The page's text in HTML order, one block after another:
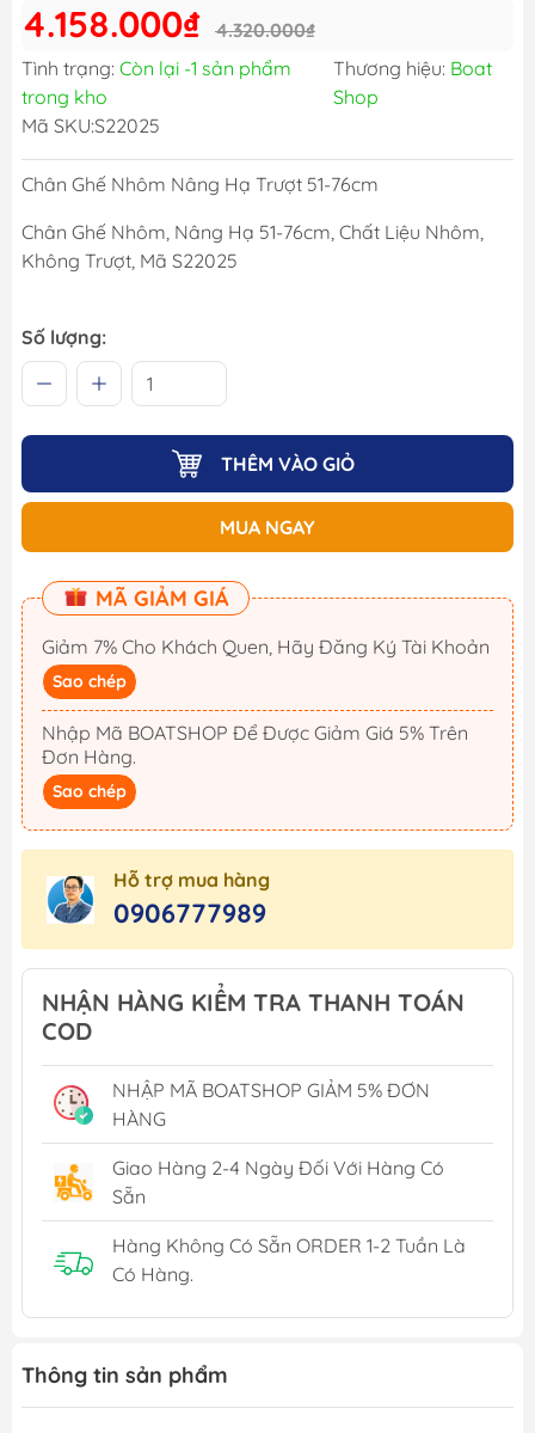
4.158.000₫ 4.320.000₫
Tình trạng: Còn lại -1 sản phẩm
trong kho
Thương hiệu: Boat
Shop
Mã SKU:S22025
Chân Ghế Nhôm Nâng Hạ Trượt 51-76cm
Chân Ghế Nhôm, Nâng Hạ 51-76cm, Chất Liệu Nhôm,
Không Trượt, Mã S22025
Số lượng:
THÊM VÀO GIỎ
MUA NGAY
MÃ GIẢM GIÁ
Giảm 7% Cho Khách Quen, Hãy Đăng Ký Tài Khoản
Sao chép
Nhập Mã BOATSHOP Để Được Giảm Giá 5% Trên
Đơn Hàng.
Sao chép
Hỗ trợ mua hàng
0906777989
NHẬN HÀNG KIỂM TRA THANH TOÁN
COD
NHẬP MÃ BOATSHOP GIẢM 5% ĐƠN
HÀNG
Giao Hàng 2-4 Ngày Đối Với Hàng Có
Sẵn
Hàng Không Có Sẵn ORDER 1-2 Tuần Là
Có Hàng.
Thông tin sản phẩm